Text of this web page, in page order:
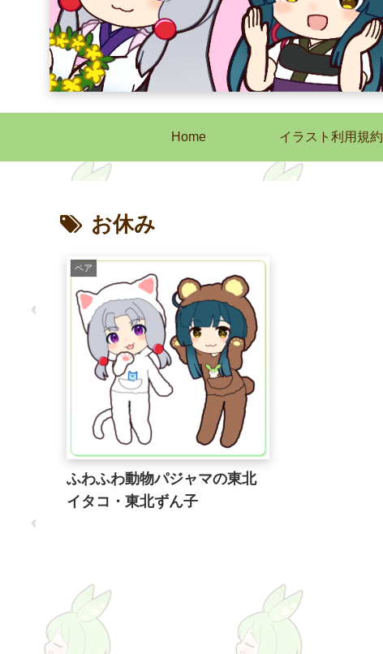
Home イラスト利用規約
お休み
ペア
ふわふわ動物パジャマの東北
イタコ・東北ずん子